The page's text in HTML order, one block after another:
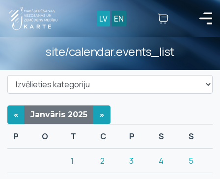
LV EN
site/calendar.events_list
« Janvāris 2025 »
P O T C P S S
1 2 3 4 5